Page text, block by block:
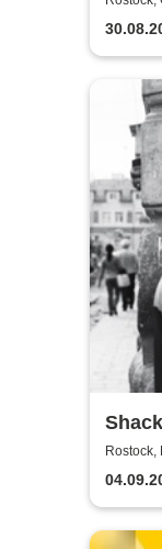
Boss
Rostock,